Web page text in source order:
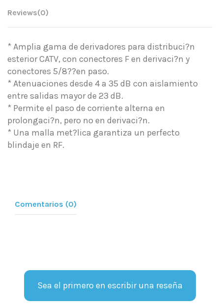
Reviews(0)
* Amplia gama de derivadores para distribuci?n
esterior CATV, con conectores F en derivaci?n y
conectores 5/8??en paso.
* Atenuaciones desde 4 a 35 dB con aislamiento
entre salidas mayor de 23 dB.
* Permite el paso de corriente alterna en
prolongaci?n, pero no en derivaci?n.
* Una malla met?lica garantiza un perfecto
blindaje en RF.
Comentarios (0)
Sea el primero en escribir una reseña